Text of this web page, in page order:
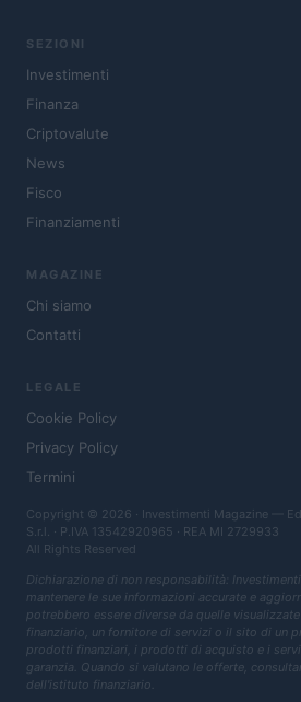
SEZIONI
Investimenti
Finanza
Criptovalute
News
Fisco
Finanziamenti
MAGAZINE
Chi siamo
Contatti
LEGALE
Cookie Policy
Privacy Policy
Termini
Copyright © 2026 · Investimenti Magazine —
S.r.l. · P.IVA 13542920965 · REA MI 2729933
All Rights Reserved
Dichiarazione di non responsabilità:
mantenere le sue informazioni accurate e
potrebbero essere diverse da quelle
finanziario, un fornitore di servizi o il sito di un
prodotti finanziari, i prodotti di acquisto e i
garanzia. Quando si valutano le offerte,
dell'istituto finanziario.